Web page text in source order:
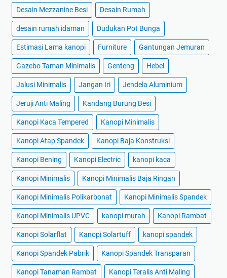
Desain Mezzanine Besi Desain Rumah
desain rumah idaman Dudukan Pot Bunga
Estimasi Lama kanopi Furniture Gantungan Jemuran
Gazebo Taman Minimalis Genteng Hebel
Jalusi Minimalis Jangan Iri Jendela Aluminium
Jeruji Anti Maling Kandang Burung Besi
Kanopi Kaca Tempered Kanopi Minimalis
Kanopi Atap Spandek Kanopi Baja Konstruksi
Kanopi Bening Kanopi Electric kanopi kaca
Kanopi Minimalis Kanopi Minimalis Baja Ringan
Kanopi Minimalis Polikarbonat Kanopi Minimalis Spandek
Kanopi Minimalis UPVC kanopi murah Kanopi Rambat
Kanopi Solarflat Kanopi Solartuff kanopi spandek
Kanopi Spandek Pabrik Kanopi Spandek Transparan
Kanopi Tanaman Rambat Kanopi Teralis Anti Maling